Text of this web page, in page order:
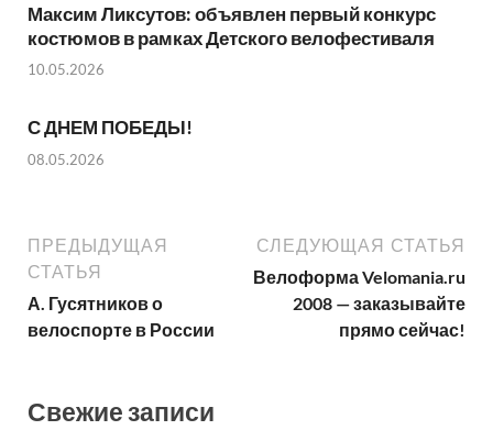
Максим Ликсутов: объявлен первый конкурс
костюмов в рамках Детского велофестиваля
10.05.2026
С ДНЕМ ПОБЕДЫ!
08.05.2026
ПРЕДЫДУЩАЯ
СТАТЬЯ
А. Гусятников о
велоспорте в России
СЛЕДУЮЩАЯ СТАТЬЯ
Велоформа Velomania.ru
2008 — заказывайте
прямо сейчас!
Свежие записи